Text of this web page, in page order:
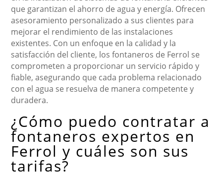
que garantizan el ahorro de agua y energía. Ofrecen
asesoramiento personalizado a sus clientes para
mejorar el rendimiento de las instalaciones
existentes. Con un enfoque en la calidad y la
satisfacción del cliente, los fontaneros de Ferrol se
comprometen a proporcionar un servicio rápido y
fiable, asegurando que cada problema relacionado
con el agua se resuelva de manera competente y
duradera.
¿Cómo puedo contratar a
fontaneros expertos en
Ferrol y cuáles son sus
tarifas?